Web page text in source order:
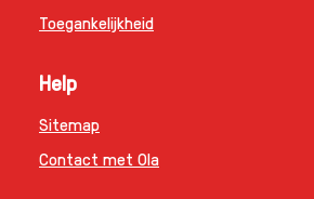
Toegankelijkheid
Help
Sitemap
Contact met Ola